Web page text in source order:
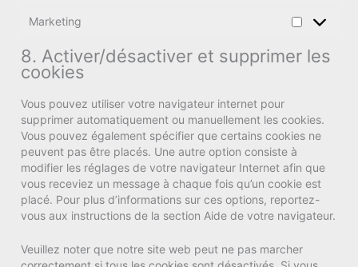
Marketing
Marketing
8. Activer/désactiver et supprimer les
cookies
Vous pouvez utiliser votre navigateur internet pour
supprimer automatiquement ou manuellement les cookies.
Vous pouvez également spécifier que certains cookies ne
peuvent pas être placés. Une autre option consiste à
modifier les réglages de votre navigateur Internet afin que
vous receviez un message à chaque fois qu’un cookie est
placé. Pour plus d’informations sur ces options, reportez-
vous aux instructions de la section Aide de votre navigateur.
Veuillez noter que notre site web peut ne pas marcher